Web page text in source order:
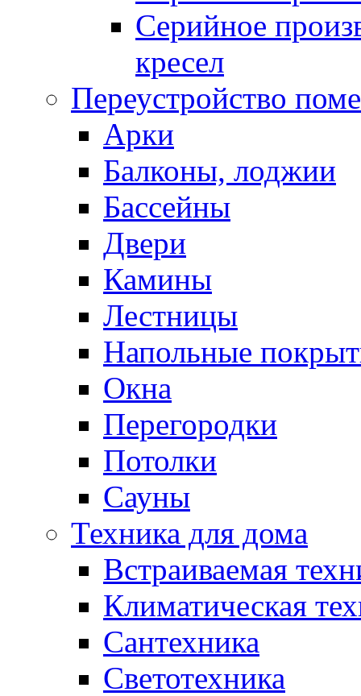
Серийное
кресел
Переустройство
Арки
Балконы, лоджии
Бассейны
Двери
Камины
Лестницы
Напольные
Окна
Перегородки
Потолки
Сауны
Техника для дома
Встраиваемая
Климатическая
Сантехника
Светотехника